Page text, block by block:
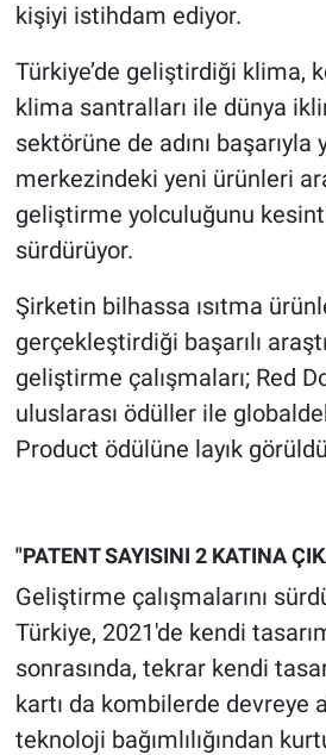
kişiyi istihdam ediyor.
Türkiye’de geliştirdiği klima,
klima santralları ile dünya
sektörüne de adını başarıyla
merkezindeki yeni ürünleri
geliştirme yolculuğunu
sürdürüyor.
Şirketin bilhassa ısıtma
gerçekleştirdiği başarılı
geliştirme çalışmaları; Red
uluslarası ödüller ile
Product ödülüne layık
"PATENT SAYISINI 2 KATINA
Geliştirme çalışmalarını
Türkiye, 2021'de kendi
sonrasında, tekrar kendi
kartı da kombilerde devreye
teknoloji bağımlılığından